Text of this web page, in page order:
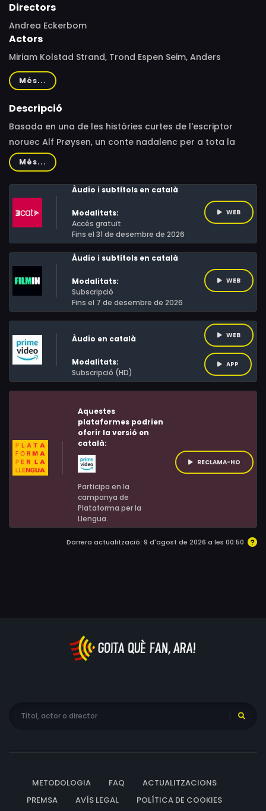
Directors
Andrea Eckerbom
Actors
Miriam Kolstad Strand, Trond Espen Seim, Anders
Baasmo, Anders Baasmo Christiansen, Aleksander
Ottesen-Kaastad, Christian Skolmen, Marie Blokhus, Jan
Gunnar Røise, Marianne Krogness, Ola Otnes, Torunn
Andreescu, Thorbjørn Harr
Més...
Descripció
Basada en una de les històries curtes de l'escriptor
noruec Alf Prøysen, un conte nadalenc per a tota la
família amb fantàstics personatges. L'Elise viu en un
poblet gens comú on tots els seus habitants tendeixen
a oblidar coses. Tan oblidadissos són, que han oblidat
fins i tot el Nadal. L'Elise no tindrà més remei que fer
alguna cosa si vol salvar les festes.
Més...
Àudio i subtítols en català
Modalitats:
Accés gratuït
Fins el 31 de desembre de 2026
WEB
Àudio i subtítols en català
Modalitats:
Subscripció
Fins el 7 de desembre de 2026
WEB
Àudio en català
Modalitats:
Subscripció (HD)
WEB
APP
Aquestes
plataformes podrien
oferir la versió en
català:
Participa en la
campanya de
Plataforma per la
Llengua.
RECLAMA-HO
Darrera actualització: 9 d'agost de 2026 a les 00:50
METODOLOGIA FAQ
ACTUALITZACIONS
PREMSA
AVÍS LEGAL POLÍTICA DE COOKIES